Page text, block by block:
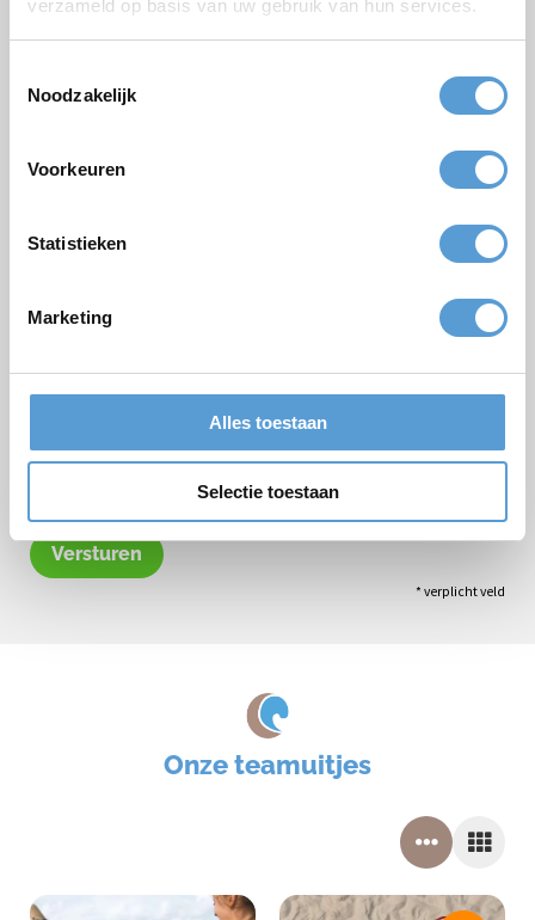
verzameld op basis van uw gebruik van hun services.
Noodzakelijk
Voorkeuren
Statistieken
Marketing
Alles toestaan
Selectie toestaan
Aantal personen
Gewenste starttijd
Vergadering
Opmerkingen
Versturen
* verplicht veld
Onze teamuitjes